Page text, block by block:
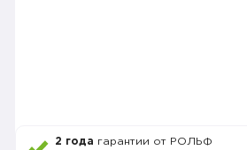
2 года гарантии от РОЛЬФ